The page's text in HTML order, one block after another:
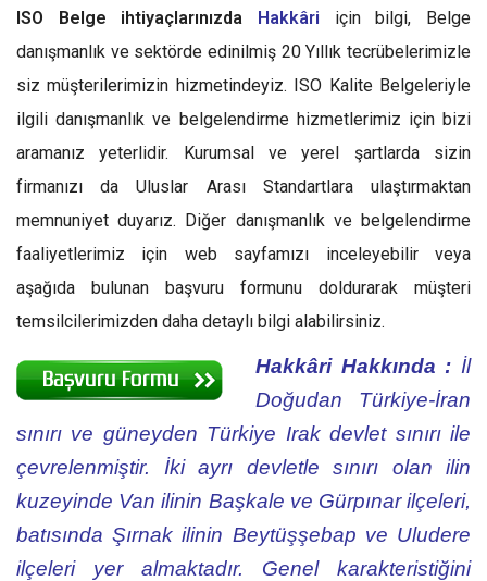
ISO Belge ihtiyaçlarınızda Hakkâri için bilgi, Belge
danışmanlık ve sektörde edinilmiş 20 Yıllık tecrübelerimizle
siz müşterilerimizin hizmetindeyiz. ISO Kalite Belgeleriyle
ilgili danışmanlık ve belgelendirme hizmetlerimiz için bizi
aramanız yeterlidir. Kurumsal ve yerel şartlarda sizin
firmanızı da Uluslar Arası Standartlara ulaştırmaktan
memnuniyet duyarız. Diğer danışmanlık ve belgelendirme
faaliyetlerimiz için web sayfamızı inceleyebilir veya
aşağıda bulunan başvuru formunu doldurarak müşteri
temsilcilerimizden daha detaylı bilgi alabilirsiniz.
Hakkâri Hakkında : İl
Doğudan Türkiye-İran
sınırı ve güneyden Türkiye Irak devlet sınırı ile
çevrelenmiştir. İki ayrı devletle sınırı olan ilin
kuzeyinde Van ilinin Başkale ve Gürpınar ilçeleri,
batısında Şırnak ilinin Beytüşşebap ve Uludere
ilçeleri yer almaktadır. Genel karakteristiğini